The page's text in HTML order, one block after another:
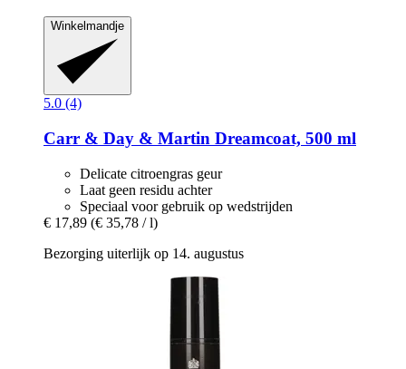
Winkelmandje
5.0 (4)
Carr & Day & Martin Dreamcoat, 500 ml
Delicate citroengras geur
Laat geen residu achter
Speciaal voor gebruik op wedstrijden
€ 17,89 (€ 35,78 / l)
Bezorging uiterlijk op 14. augustus